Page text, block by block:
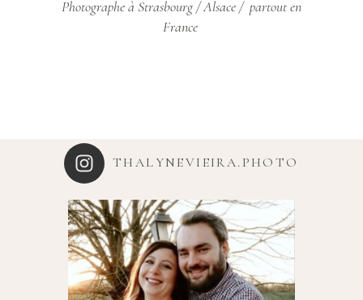
Photographe à Strasbourg / Alsace / partout en
France
THALYNEVIEIRA.PHOTO